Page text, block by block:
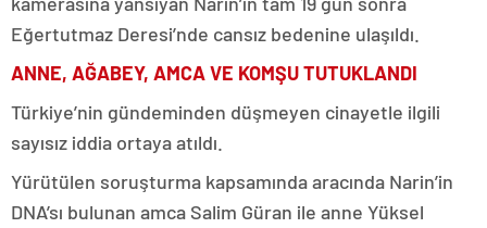
Eğertutmaz Deresi’nde cansız bedenine ulaşıldı.
ANNE, AĞABEY, AMCA VE KOMŞU TUTUKLANDI
Türkiye’nin gündeminden düşmeyen cinayetle ilgili
sayısız iddia ortaya atıldı.
Yürütülen soruşturma kapsamında aracında Narin’in
DNA’sı bulunan amca Salim Güran ile anne Yüksel